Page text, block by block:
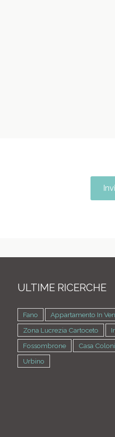
ULTIME RICERCHE
Fano
Appartamento In
Zona Lucrezia Cartoceto
Fossombrone
Casa
Urbino